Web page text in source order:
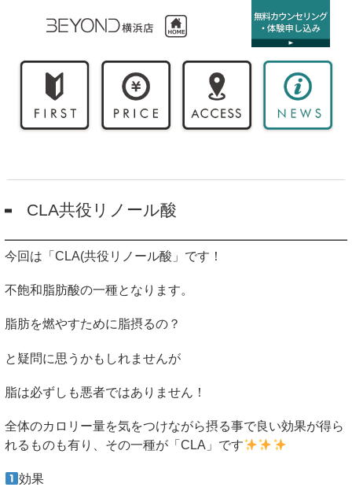
CLA共役リノール酸
今回は「 CLA(共役リノール酸」です！
不飽和脂肪酸の一種となります。
脂肪を燃やすために脂摂るの？
と疑問に思うかもしれませんが
脂は必ずしも悪者ではありません！
全体のカロリー量を気をつけながら摂る事で良い効果が得ら
れるものも有り、その一種が「 CLA 」です
効果